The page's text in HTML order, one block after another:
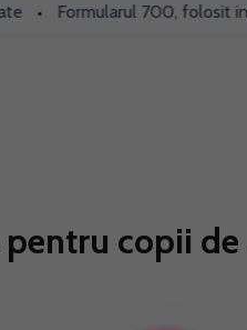
Formularul 700, folosit inclusiv
copii